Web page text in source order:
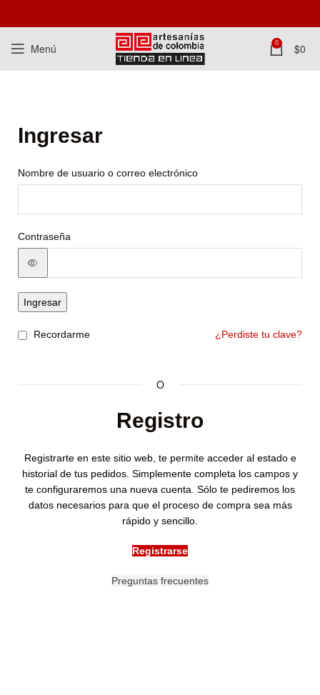
Menú 0 $0
Ingresar
Nombre de usuario o correo electrónico
Contraseña
Ingresar
¿Perdiste tu clave?
Recordarme
O
Registro
Registrarte en este sitio web, te permite acceder al estado e
historial de tus pedidos. Simplemente completa los campos y
te configuraremos una nueva cuenta. Sólo te pediremos los
datos necesarios para que el proceso de compra sea más
rápido y sencillo.
Registrarse
Preguntas frecuentes